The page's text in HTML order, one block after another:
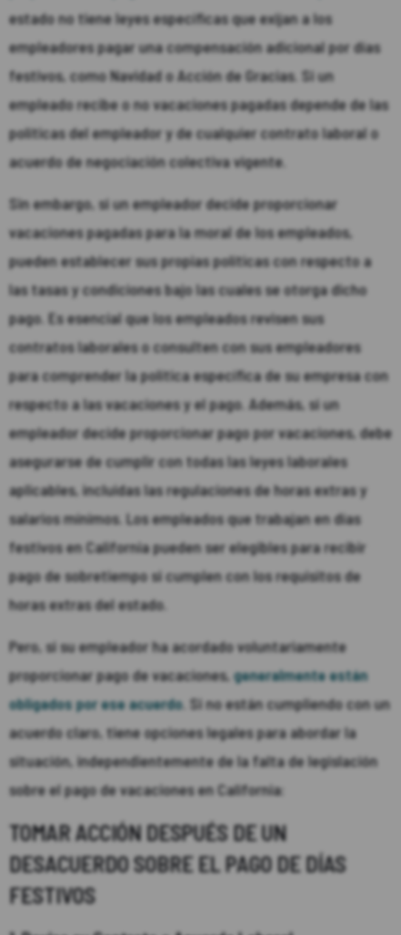
estado no tiene leyes específicas que exijan a los
empleadores pagar una compensación adicional por días
festivos, como Navidad o Acción de Gracias. Si un
empleado recibe o no vacaciones pagadas depende de las
políticas del empleador y de cualquier contrato laboral o
acuerdo de negociación colectiva vigente.
Sin embargo, si un empleador decide proporcionar
vacaciones pagadas para la moral de los empleados,
pueden establecer sus propias políticas con respecto a
las tasas y condiciones bajo las cuales se otorga dicho
pago. Es esencial que los empleados revisen sus
contratos laborales o consulten con sus empleadores
para comprender la política específica de su empresa con
respecto a las vacaciones y el pago. Además, si un
empleador decide proporcionar pago por vacaciones, debe
asegurarse de cumplir con todas las leyes laborales
aplicables, incluidas las regulaciones de horas extras y
salarios mínimos. Los empleados que trabajan en días
festivos en California pueden ser elegibles para recibir
pago de sobretiempo si cumplen con los requisitos de
horas extras del estado.
Pero, si su empleador ha acordado voluntariamente
proporcionar pago de vacaciones,generalmente están
obligados por ese acuerdo. Si no están cumpliendo con un
acuerdo claro, tiene opciones legales para abordar la
situación, independientemente de la falta de legislación
sobre el pago de vacaciones en California:
TOMAR ACCIÓN DESPUÉS DE UN
DESACUERDO SOBRE EL PAGO DE DÍAS
FESTIVOS